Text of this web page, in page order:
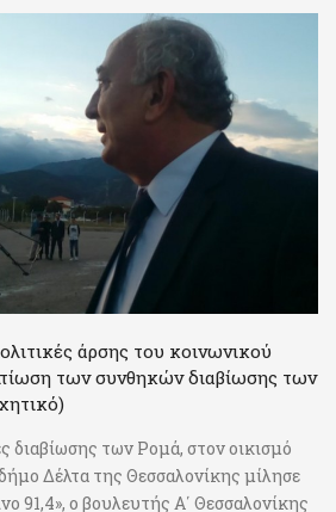
άρσης του κοινωνικού
των συνθηκών διαβίωσης των
διαβίωσης των Ρομά, στον οικισμό
Δέλτα της Θεσσαλονίκης μίλησε
91,4», ο βουλευτής Α΄ Θεσσαλονίκης